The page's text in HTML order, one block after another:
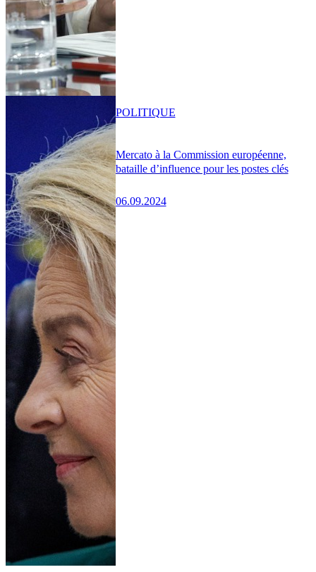
Mercato à la Commission européenne,
bataille d’influence pour les postes clés
06.09.2024
POLITIQUE